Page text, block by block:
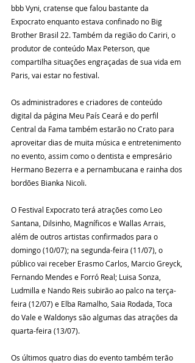
bbb Vyni, cratense que falou bastante da
Expocrato enquanto estava confinado no Big
Brother Brasil 22. Também da região do Cariri, o
produtor de conteúdo Max Peterson, que
compartilha situações engraçadas de sua vida em
Paris, vai estar no festival.
Os administradores e criadores de conteúdo
digital da página Meu País Ceará e do perfil
Central da Fama também estarão no Crato para
aproveitar dias de muita música e entretenimento
no evento, assim como o dentista e empresário
Hermano Bezerra e a pernambucana e rainha dos
bordões Bianka Nicoli.
O Festival Expocrato terá atrações como Leo
Santana, Dilsinho, Magníficos e Wallas Arrais,
além de outros artistas confirmados para o
domingo (10/07); na segunda-feira (11/07), o
público vai receber Erasmo Carlos, Marcio Greyck,
Fernando Mendes e Forró Real; Luisa Sonza,
Ludmilla e Nando Reis subirão ao palco na terça-
feira (12/07) e Elba Ramalho, Saia Rodada, Toca
do Vale e Waldonys são algumas das atrações da
quarta-feira (13/07).
Os últimos quatro dias do evento também terão